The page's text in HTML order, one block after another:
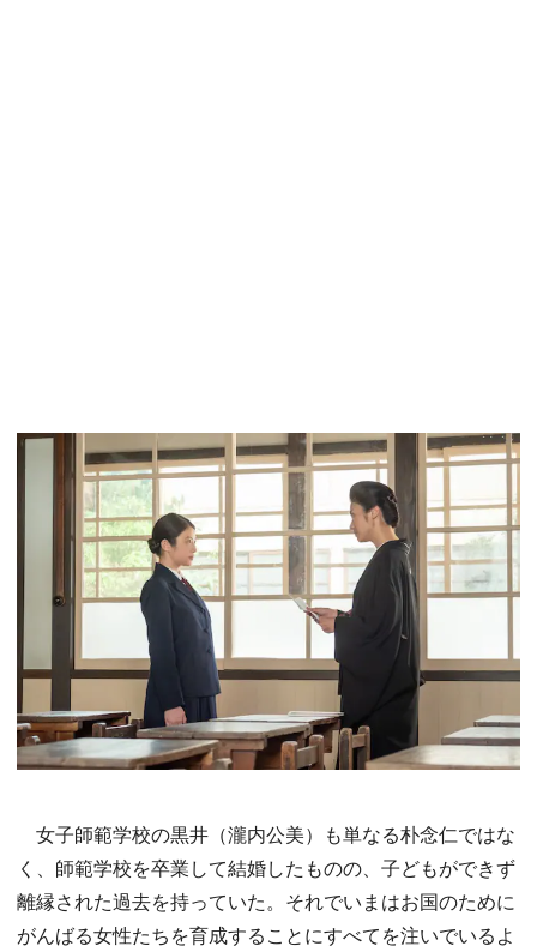
女子師範学校の黒井（瀧内公美）も単なる朴念仁ではな
く、師範学校を卒業して結婚したものの、子どもができず
離縁された過去を持っていた。それでいまはお国のために
がんばる女性たちを育成することにすべてを注いでいるよ